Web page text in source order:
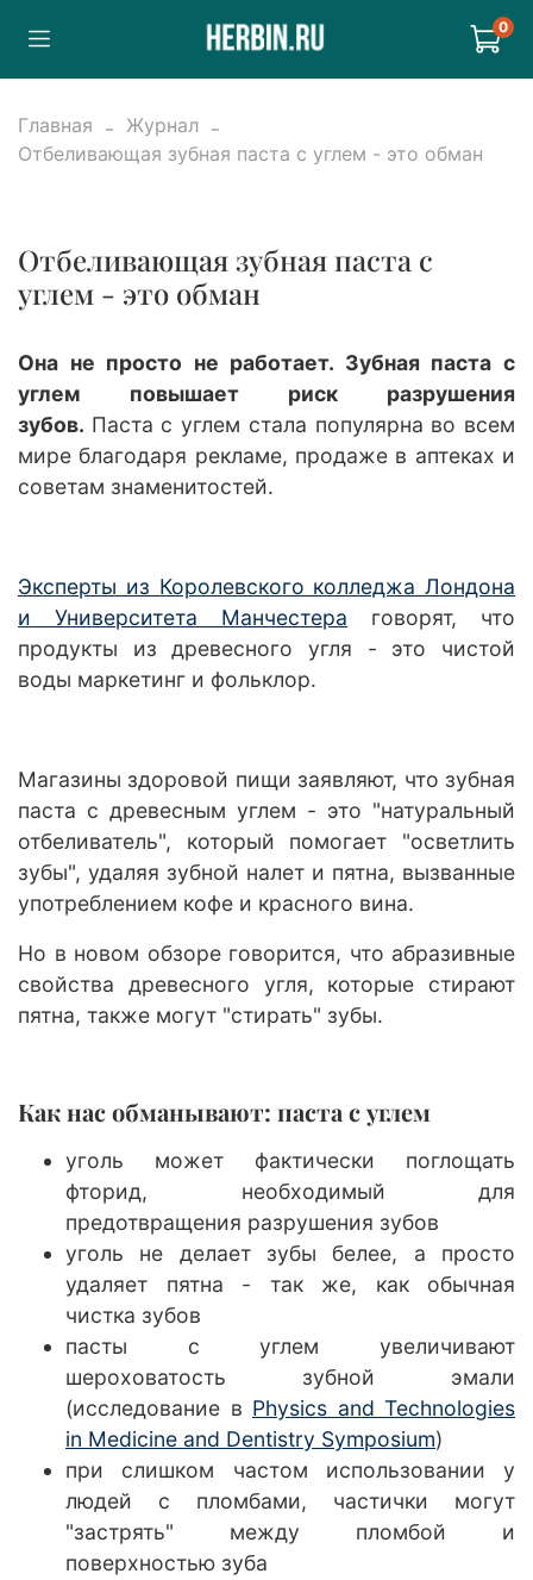
0
Главная
Журнал
Отбеливающая зубная паста с углем - это обман
Отбеливающая зубная паста с
углем - это обман
Она не просто не работает. Зубная паста с
углем повышает риск разрушения
зубов. Паста с углем стала популярна во всем
мире благодаря рекламе, продаже в аптеках и
советам знаменитостей.
Эксперты из Королевского колледжа Лондона
и Университета Манчестера говорят, что
продукты из древесного угля - это чистой
воды маркетинг и фольклор.
Магазины здоровой пищи заявляют, что зубная
паста с древесным углем - это "натуральный
отбеливатель", который помогает "осветлить
зубы", удаляя зубной налет и пятна, вызванные
употреблением кофе и красного вина.
Но в новом обзоре говорится, что абразивные
свойства древесного угля, которые стирают
пятна, также могут "стирать" зубы.
Как нас обманывают: паста с углем
уголь может фактически поглощать
фторид, необходимый для
предотвращения разрушения зубов
уголь не делает зубы белее, а просто
удаляет пятна - так же, как обычная
чистка зубов
пасты с углем увеличивают
шероховатость зубной эмали
(исследование в Physics and Technologies
in Medicine and Dentistry Symposium)
при слишком частом использовании у
людей с пломбами, частички могут
"застрять" между пломбой и
поверхностью зуба